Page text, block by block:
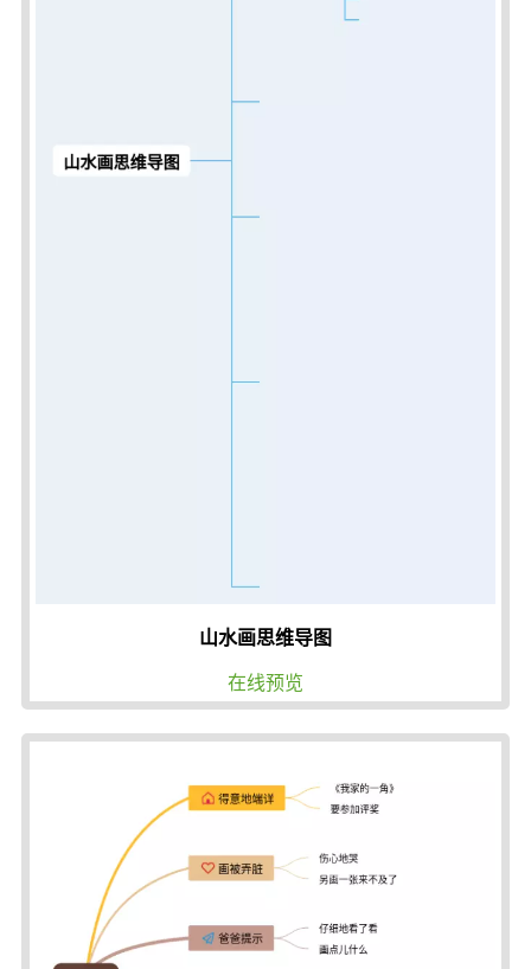
山水画思维导图
在线预览